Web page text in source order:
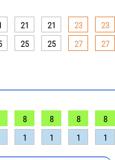
21 21 23 23
25 25 27 27
8 8 8 8
1 1 1 1